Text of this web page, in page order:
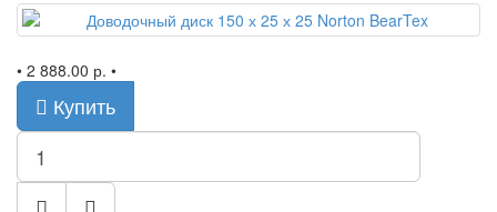
• 2 888.00 р. •
Купить